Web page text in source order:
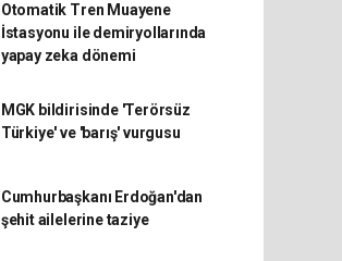
Otomatik Tren Muayene
İstasyonu ile demiryollarında
yapay zeka dönemi
MGK bildirisinde 'Terörsüz
Türkiye' ve 'barış' vurgusu
Cumhurbaşkanı Erdoğan'dan
şehit ailelerine taziye